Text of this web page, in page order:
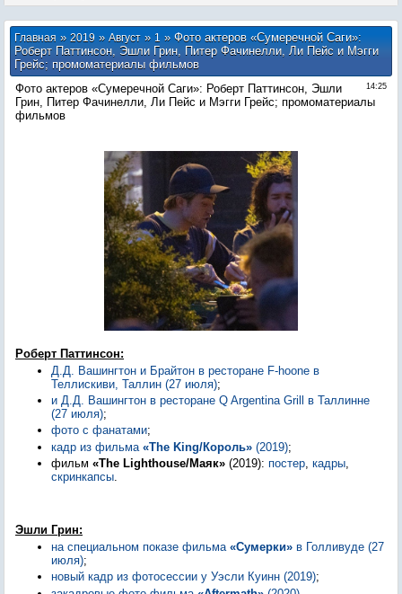
Главная » 2019 » Август » 1 » Фото актеров «Сумеречной Саги»:
Роберт Паттинсон, Эшли Грин, Питер Фачинелли, Ли Пейс и Мэгги
Грейс; промоматериалы фильмов
14:25
Фото актеров «Сумеречной Саги»: Роберт Паттинсон, Эшли
Грин, Питер Фачинелли, Ли Пейс и Мэгги Грейс; промоматериалы
фильмов
Роберт Паттинсон:
Д.Д. Вашингтон и Брайтон в ресторане F-hoone в
Теллискиви, Таллин (27 июля);
и Д.Д. Вашингтон в ресторане Q Argentina Grill в Таллинне
(27 июля);
фото с фанатами;
кадр из фильма «The King/Король» (2019);
фильм «The Lighthouse/Маяк» (2019): постер кадры
скринкапсы
Эшли Грин:
на специальном показе фильма «Сумерки» в Голливуде (27
июля);
новый кадр из фотосессии у Уэсли Куинн (2019);